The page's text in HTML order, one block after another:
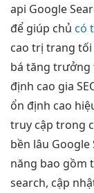
api Google
để giúp chủ có
cao trị trang
bá tăng trưởng
định cao gia
ổn định cao
truy cập trong
bền lâu Google
năng bao gồm
search, cập